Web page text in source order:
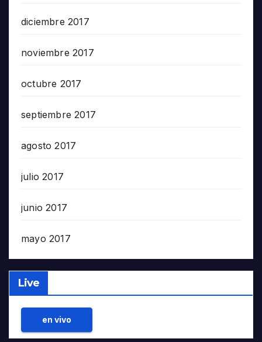
diciembre 2017
noviembre 2017
octubre 2017
septiembre 2017
agosto 2017
julio 2017
junio 2017
mayo 2017
Live
en vivo